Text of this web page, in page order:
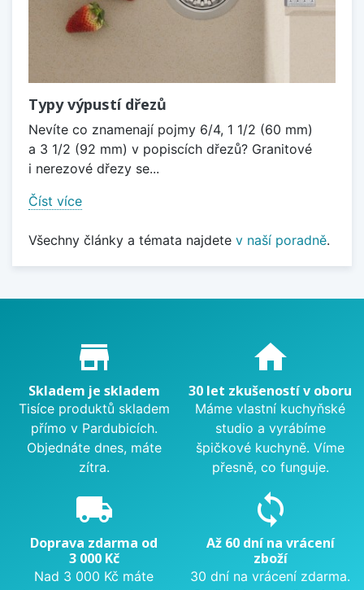
Typy výpustí dřezů
Nevíte co znamenají pojmy 6/4, 1 1/2 (60 mm)
a 3 1/2 (92 mm) v popiscích dřezů? Granitové
i nerezové dřezy se...
Číst více
Všechny články a témata najdete v naší poradně.
Proč nakupovat u nás?
store_mall_directory
Skladem je skladem
Tisíce produktů skladem
přímo v Pardubicích.
Objednáte dnes, máte
zítra.
home
30 let zkušeností v oboru
Máme vlastní kuchyňské
studio a vyrábíme
špičkové kuchyně. Víme
přesně, co funguje.
local_shipping
Doprava zdarma od
3 000 Kč
Nad 3 000 Kč máte
sync
Až 60 dní na vrácení
zboží
30 dní na vrácení zdarma.